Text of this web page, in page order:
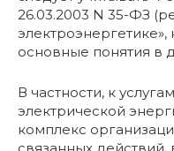
26.03.2003 N 35-ФЗ
основные понятия в
В частности, к
электрической
комплекс